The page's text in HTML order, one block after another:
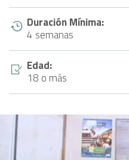
Duración Mínima:
4 semanas
Edad:
18 o más